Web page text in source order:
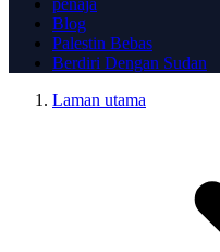
penaja
Blog
Palestin Bebas
Berdiri Dengan Sudan
Laman utama